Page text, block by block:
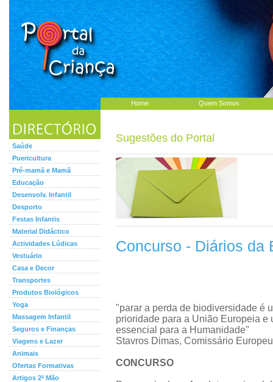
Home Quem Somos
Saúde
Puericultura
Pré-mamã e Mamã
Educação
Desenvolv. Infantil
Desporto
Festas Infantis
Material Didáctico
Actividades Lúdicas
Vestuário
Casa e Decor
Transportes
Produtos Biológicos
Yoga
Massagem Infantil
Seguros e Finanças
Viagens e Lazer
Animais
Ofertas Formativas
Artigos 2ª Mão
Sugestões do Portal
Concurso - Diários da
"parar a perda de biodiversidade é
prioridade para a União Europeia e
essencial para a Humanidade"
Stavros Dimas, Comissário
CONCURSO